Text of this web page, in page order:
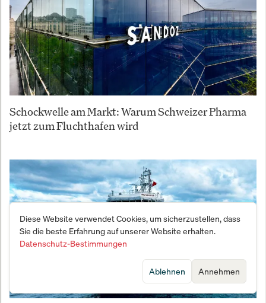
Schockwelle am Markt: Warum Schweizer Pharma
jetzt zum Fluchthafen wird
Diese Website verwendet Cookies, um sicherzustellen, dass
Sie die beste Erfahrung auf unserer Website erhalten.
Datenschutz-Bestimmungen
Annehmen
Ablehnen